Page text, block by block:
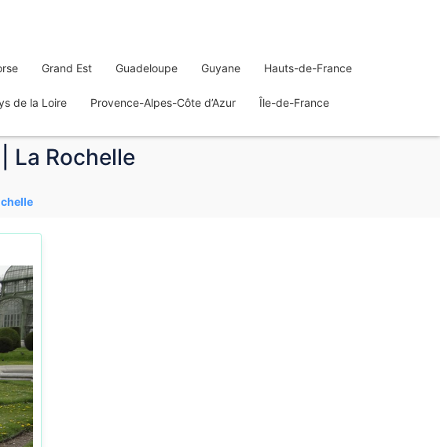
Grand Est Guadeloupe Guyane Hauts-de-France
de la Loire Provence-Alpes-Côte d’Azur Île-de-France
La Rochelle